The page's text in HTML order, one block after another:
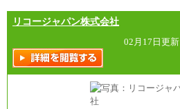
リコージャパン株式会社
02月17日更